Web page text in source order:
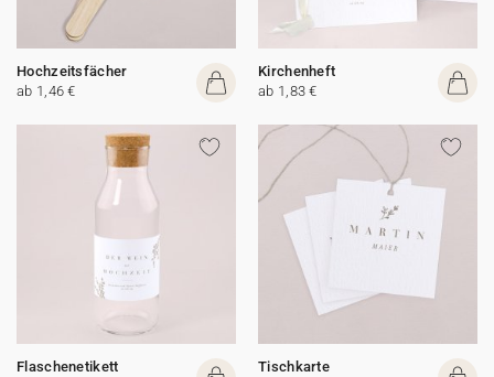
Hochzeitsfächer
ab 1,46 €
Kirchenheft
ab 1,83 €
Flaschenetikett
Tischkarte